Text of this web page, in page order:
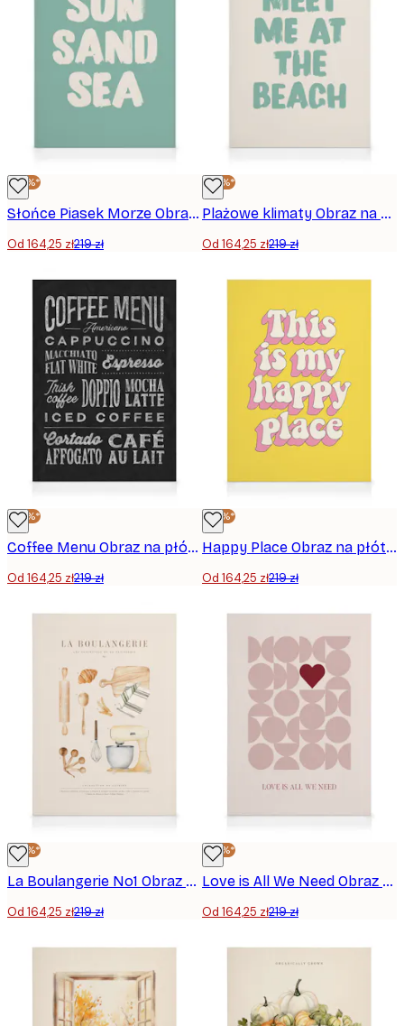
-25%*
Słońce Piasek Morze Obraz na płótnie
Od 164,25 zł219 zł
-25%*
Plażowe klimaty Obraz na płótnie
Od 164,25 zł219 zł
-25%*
Coffee Menu Obraz na płótnie
Od 164,25 zł219 zł
-25%*
Happy Place Obraz na płótnie
Od 164,25 zł219 zł
-25%*
La Boulangerie No1 Obraz na płótnie
Od 164,25 zł219 zł
-25%*
Love is All We Need Obraz na płótnie
Od 164,25 zł219 zł